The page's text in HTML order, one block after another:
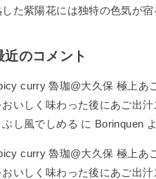
した紫陽花には独特の色気が宿
近のコメント
curry 魯珈@大久保 極上あ
おいしく味わった後にあご出汁
ぶし風でしめる に Borinquen
curry 魯珈@大久保 極上あ
おいしく味わった後にあご出汁